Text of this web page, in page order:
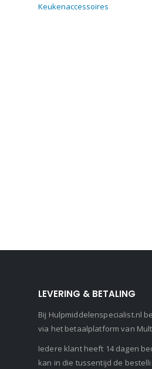
Keukenaccessoires
LEVERING & BETALING
Bij Hulpmiddelenspecialist.nl
via het betaalplatform van
Iedere klant heeft 14 dagen
kan in die tussentijd de